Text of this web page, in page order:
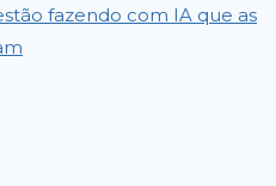
fazendo com IA que as